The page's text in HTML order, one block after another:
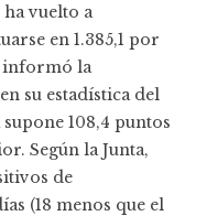
ha vuelto a
en 1.385,1 por
informó la
su estadísticadel
108,4 puntos
Según la Junta,
de
(18 menos que el